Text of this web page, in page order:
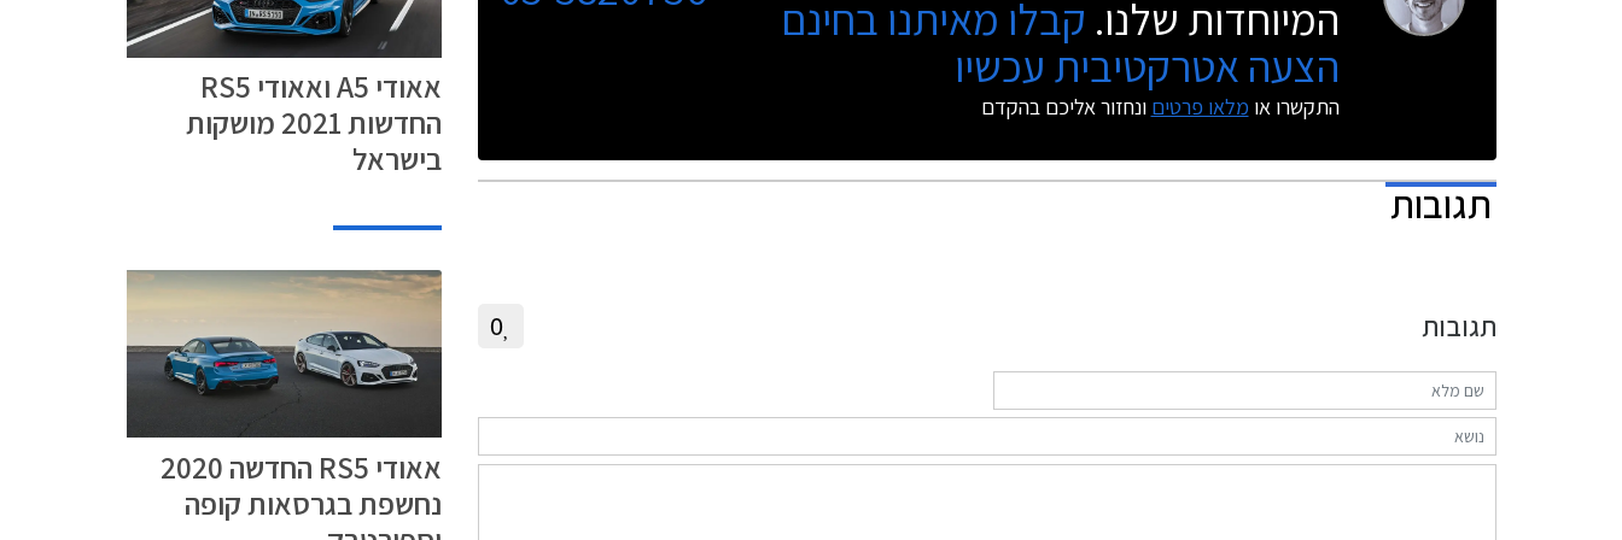
המיוחדות שלנו. קבלו מאיתנו בחינם
הצעה אטרקטיבית עכשיו
התקשרו או מלאו פרטים ונחזור אליכם בהקדם
תגובות
תגובות 0
אאודי A5 ואאודי RS5
החדשות 2021 מושקות
בישראל
אאודי RS5 החדשה 2020
נחשפת בגרסאות קופה